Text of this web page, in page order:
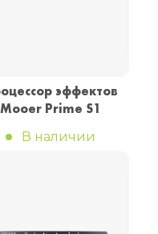
эффектов
Mooer Prime S1
В наличии